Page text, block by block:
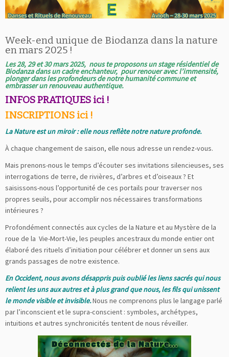
Week-end unique de Biodanza dans la nature
en mars 2025 !
Les 28, 29 et 30 mars 2025, nous te proposons un stage résidentiel de
Biodanza dans un cadre enchanteur, pour renouer avec l’immensité,
plonger dans les profondeurs de notre humanité commune et
embrasser un renouveau authentique.
INFOS PRATIQUES ici !
INSCRIPTIONS ici !
La Nature est un miroir : elle nous reflète notre nature profonde.
À chaque changement de saison, elle nous adresse un rendez-vous.
Mais prenons-nous le temps d’écouter ses invitations silencieuses, ses
interrogations de terre, de rivières, d’arbres et d’oiseaux ? Et
saisissons-nous l’opportunité de ces portails pour traverser nos
propres seuils, pour accomplir nos nécessaires transformations
intérieures ?
Profondément connectés aux cycles de la Nature et au Mystère de la
roue de la Vie-Mort-Vie, les peuples ancestraux du monde entier ont
élaboré des rituels d’initiation pour célébrer et donner un sens aux
grands passages de notre existence.
En Occident, nous avons désappris puis oublié les liens sacrés qui nous
relient les uns aux autres et à plus grand que nous, les fils qui unissent
le monde visible et invisible.Nous ne comprenons plus le langage parlé
par l’inconscient et le supra-conscient : symboles, archétypes,
intuitions et autres synchronicités tentent de nous réveiller.